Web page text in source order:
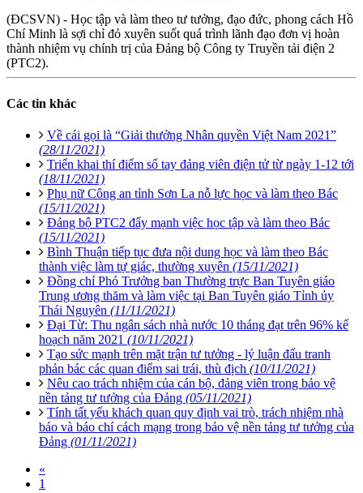
(ĐCSVN) - Học tập và làm theo tư tưởng, đạo đức, phong cách Hồ
Chí Minh là sợi chỉ đỏ xuyên suốt quá trình lãnh đạo đơn vị hoàn
thành nhiệm vụ chính trị của Đảng bộ Công ty Truyền tải điện 2
(PTC2).
Các tin khác
Về cái gọi là “Giải thưởng Nhân quyền Việt Nam 2021”
(28/11/2021)
Triển khai thí điểm sổ tay đảng viên điện tử từ ngày 1-12 tới
(18/11/2021)
Phụ nữ Công an tỉnh Sơn La nỗ lực học và làm theo Bác
(15/11/2021)
Đảng bộ PTC2 đẩy mạnh việc học tập và làm theo Bác
(15/11/2021)
Bình Thuận tiếp tục đưa nội dung học và làm theo Bác
thành việc làm tự giác, thường xuyên (15/11/2021)
Đồng chí Phó Trưởng ban Thường trực Ban Tuyên giáo
Trung ương thăm và làm việc tại Ban Tuyên giáo Tỉnh ủy
Thái Nguyên (11/11/2021)
Đại Từ: Thu ngân sách nhà nước 10 tháng đạt trên 96% kế
hoạch năm 2021 (10/11/2021)
Tạo sức mạnh trên mặt trận tư tưởng - lý luận đấu tranh
phản bác các quan điểm sai trái, thù địch (10/11/2021)
Nêu cao trách nhiệm của cán bộ, đảng viên trong bảo vệ
nền tảng tư tưởng của Đảng (05/11/2021)
Tính tất yếu khách quan quy định vai trò, trách nhiệm nhà
báo và báo chí cách mạng trong bảo vệ nền tảng tư tưởng của
Đảng (01/11/2021)
«
1